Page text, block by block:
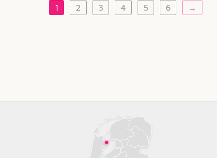
1 2 3 4 5 6 →